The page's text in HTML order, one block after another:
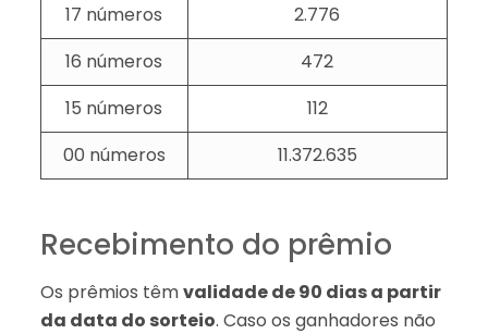
17 números
2.776
16 números
472
15 números
112
00 números
11.372.635
Recebimento do prêmio
Os prêmios têmvalidade de 90 dias a partir
da data do sorteio. Caso os ganhadores não